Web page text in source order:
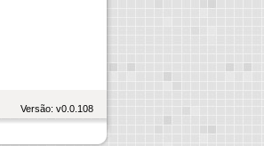
Versão: v0.0.108